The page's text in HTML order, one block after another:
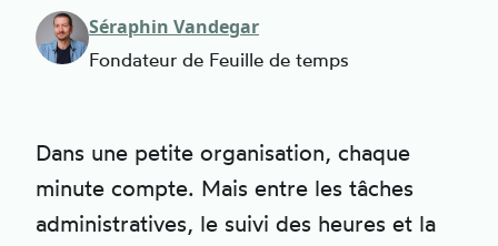
Séraphin Vandegar
Fondateur de Feuille de temps
Dans une petite organisation, chaque
minute compte. Mais entre les tâches
administratives, le suivi des heures et la